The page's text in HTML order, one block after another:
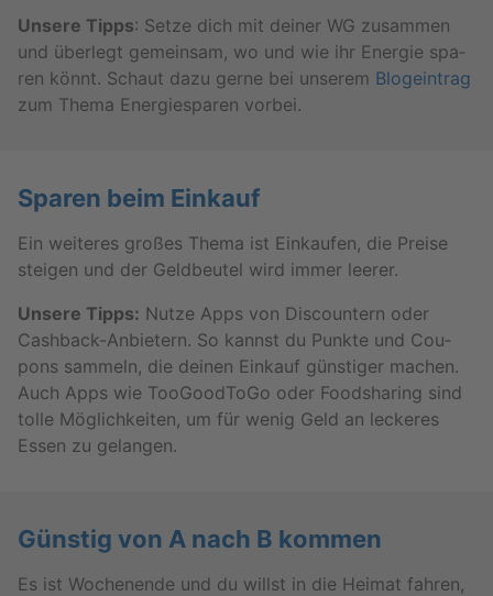
Un­se­re Tipps: Setze dich mit dei­ner WG zu­sam­men
und über­legt ge­mein­sam, wo und wie ihr En­er­gie spa­
ren könnt. Schaut dazu gerne bei un­se­rem Blog­ein­trag
zum Thema En­er­gie­spa­ren vor­bei.
Spa­ren beim Ein­kauf
Ein wei­te­res gro­ßes Thema ist Ein­kau­fen, die Prei­se
stei­gen und der Geld­beu­tel wird immer lee­rer.
Un­se­re Tipps: Nutze Apps von Dis­coun­tern oder
Cash­back-An­bie­tern. So kannst du Punk­te und Cou­
pons sam­meln, die dei­nen Ein­kauf güns­ti­ger ma­chen.
Auch Apps wie Too­Good­ToGo oder Food­sha­ring sind
tolle Mög­lich­kei­ten, um für wenig Geld an le­cke­res
Essen zu ge­lan­gen.
Güns­tig von A nach B kom­men
Es ist Wo­chen­en­de und du willst in die Hei­mat fah­ren,